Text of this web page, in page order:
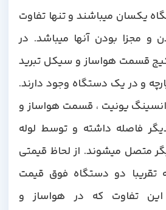
میباشند و تنها تفاوت
مجزا بودن آنها میباشد. در
هواساز و سیکل تبرید
و در یک دستگاه وجود دارند.
یونیت ، قسمت هواساز و
فاصله داشته و توسط لوله
میشوند. از لحاظ قیمتی
دو دستگاه فوق قیمت
تفاوت که در هواساز و